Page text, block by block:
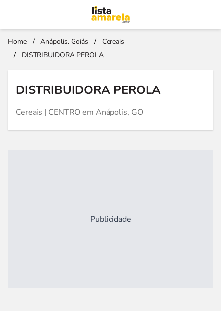
Home / Anápolis, Goiás /
Cereais
/
DISTRIBUIDORA PEROLA
DISTRIBUIDORA PEROLA
Cereais | CENTRO em Anápolis, GO
Publicidade